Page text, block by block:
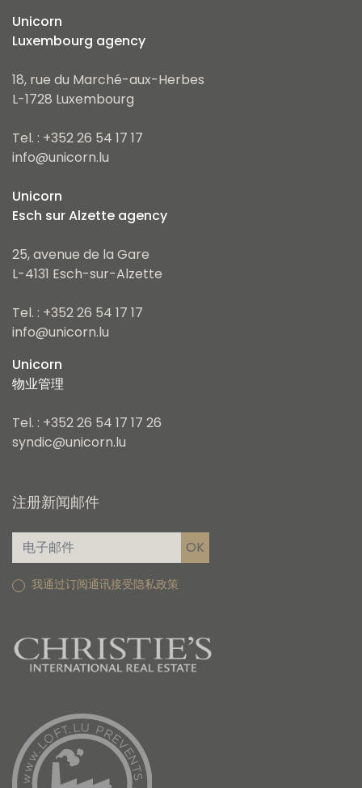
Unicorn
Luxembourg agency
18, rue du Marché-aux-Herbes
L-1728 Luxembourg
Tel. : +352 26 54 17 17
info@unicorn.lu
Unicorn
Esch sur Alzette agency
25, avenue de la Gare
L-4131 Esch-sur-Alzette
Tel. : +352 26 54 17 17
info@unicorn.lu
Unicorn
物业管理
Tel. : +352 26 54 17 17 26
syndic@unicorn.lu
注册新闻邮件
我通过订阅通讯接受隐私政策